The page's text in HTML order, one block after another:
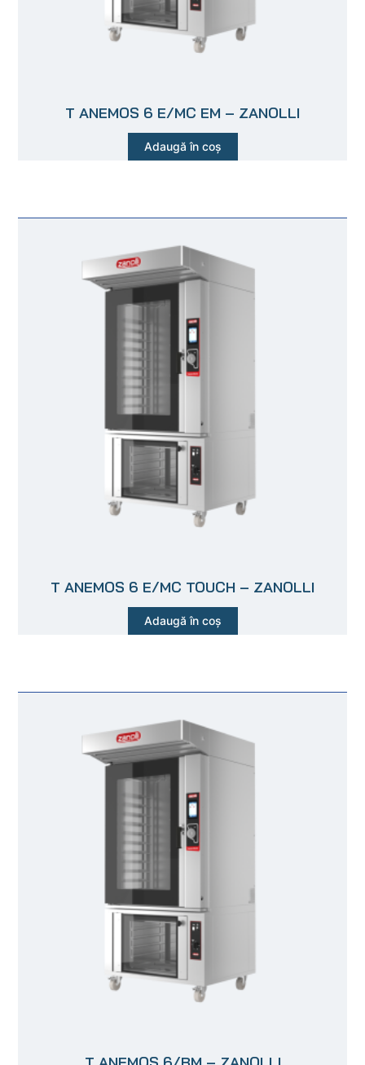
T ANEMOS 6 E/MC EM – ZANOLLI
Adaugă în coș
T ANEMOS 6 E/MC TOUCH – ZANOLLI
Adaugă în coș